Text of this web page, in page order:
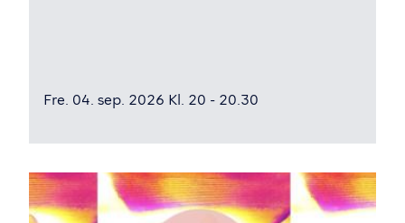
Fre. 04. sep. 2026 Kl. 20 - 20.30